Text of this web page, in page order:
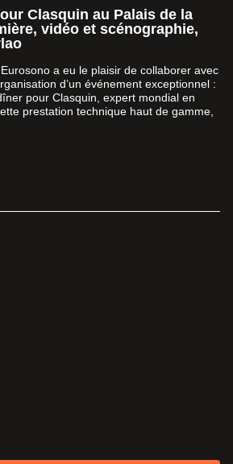
Clasquin au Palais de la
vidéo et scénographie,
a eu le plaisir de collaborer avec
d’un événement exceptionnel :
pour Clasquin, expert mondial en
prestation technique haut de gamme,